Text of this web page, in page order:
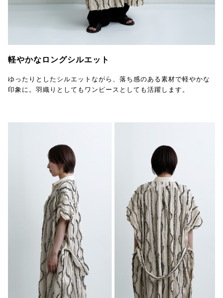
軽やかなロングシルエット
ゆったりとしたシルエットながら、落ち感のある素材で軽やかな
印象に。羽織りとしてもワンピースとしても活躍します。